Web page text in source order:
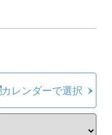
カレンダーで選択